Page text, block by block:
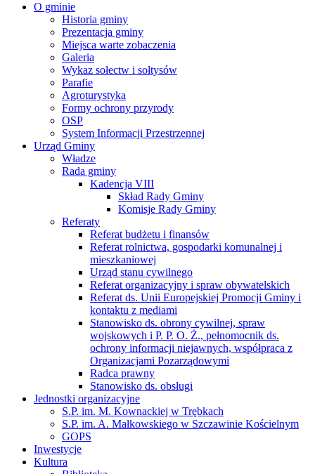
O gminie
Historia gminy
Prezentacja gminy
Miejsca warte zobaczenia
Galeria
Wykaz sołectw i sołtysów
Parafie
Agroturystyka
Formy ochrony przyrody
OSP
System Informacji Przestrzennej
Urząd Gminy
Władze
Rada gminy
Kadencja VIII
Skład Rady Gminy
Komisje Rady Gminy
Referaty
Referat budżetu i finansów
Referat rolnictwa, gospodarki komunalnej i
mieszkaniowej
Urząd stanu cywilnego
Referat organizacyjny i spraw obywatelskich
Referat ds. Unii Europejskiej Promocji Gminy i
kontaktu z mediami
Stanowisko ds. obrony cywilnej, spraw
wojskowych i P. P. O. Ż., pełnomocnik ds.
ochrony informacji niejawnych, współpraca z
Organizacjami Pozarządowymi
Radca prawny
Stanowisko ds. obsługi
Jednostki organizacyjne
S.P. im. M. Kownackiej w Trębkach
S.P. im. A. Małkowskiego w Szczawinie Kościelnym
GOPS
Inwestycje
Kultura